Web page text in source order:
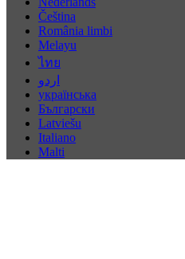
Čeština
România limbi
Melayu
ไทย
اردو
українська
Български
Latviešu
Italiano
Malti